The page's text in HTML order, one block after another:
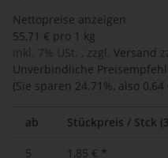
Nettopreise anzeigen
55,71 € pro 1 kg
inkl. 7% USt. , zzgl. Versand
Unverbindliche
(Sie sparen 24.71%, also 0,64
ab Stückpreis / Stck
5 1,85 € *